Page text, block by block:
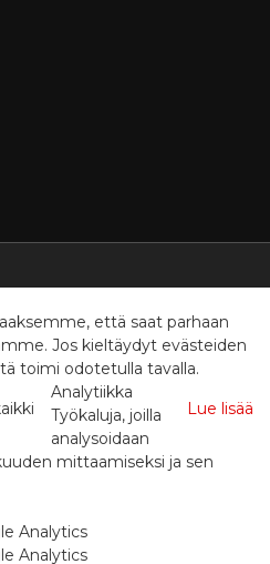
että saat parhaan
Jos kieltäydyt evästeiden
toimi odotetulla tavalla.
Lue lisää
Analytiikka
Työkaluja, joilla
analysoidaan
mittaamiseksi ja sen
Analytics
Analytics